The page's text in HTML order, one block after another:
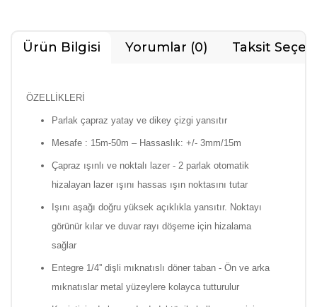
Ürün Bilgisi Yorumlar (0) Taksit
ÖZELLİKLERİ
Parlak çapraz yatay ve dikey çizgi yansıtır
Mesafe : 15m-50m – Hassaslık: +/- 3mm/15m
Çapraz ışınlı ve noktalı lazer - 2 parlak otomatik
hizalayan lazer ışını hassas ışın noktasını tutar
Işını aşağı doğru yüksek açıklıkla yansıtır. Noktayı
görünür kılar ve duvar rayı döşeme için hizalama
sağlar
Entegre 1/4'' dişli mıknatıslı döner taban - Ön ve arka
mıknatıslar metal yüzeylere kolayca tutturulur